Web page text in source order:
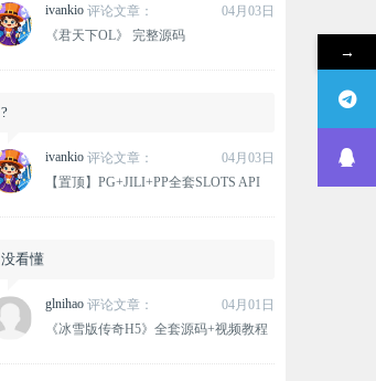
ivankio 评论文章：
04月03日
《君天下OL》 完整源码
?
ivankio 评论文章：
04月03日
【置顶】PG+JILI+PP全套SLOTS API
没看懂
glnihao 评论文章：
04月01日
《冰雪版传奇H5》全套源码+视频教程
→